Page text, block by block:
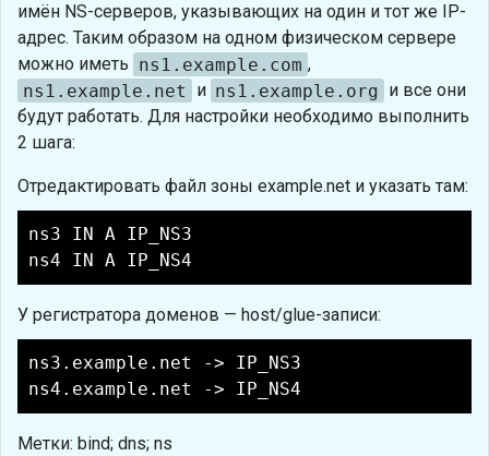
имён NS-серверов, указывающих на один и тот же IP-
адрес. Таким образом на одном физическом сервере
можно иметь ns1.example.com ,
ns1.example.net
и ns1.example.org и все они
будут работать. Для настройки необходимо выполнить
2 шага:
Отредактировать файл зоны example.net и указать там:
ns3 IN A IP_NS3
ns4 IN A IP_NS4
У регистратора доменов — host/glue-записи:
ns3.example.net -> IP_NS3
ns4.example.net -> IP_NS4
Метки: bind; dns; ns